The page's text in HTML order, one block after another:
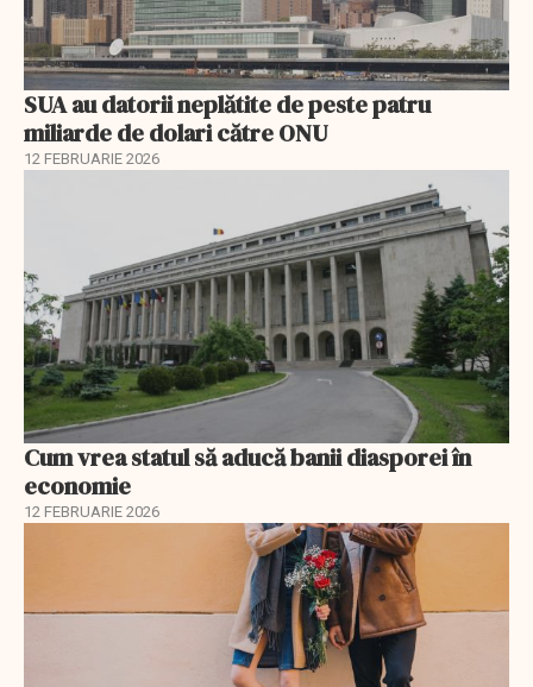
SUA au datorii neplătite de peste patru
miliarde de dolari către ONU
12 FEBRUARIE 2026
Cum vrea statul să aducă banii diasporei în
economie
12 FEBRUARIE 2026